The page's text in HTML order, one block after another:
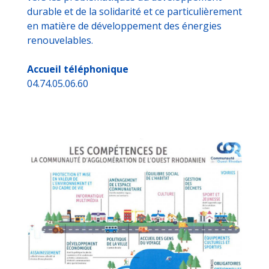
durable et de la solidarité et ce particulièrement
en matière de développement des énergies
renouvelables.
Accueil téléphonique
04.74.05.06.60